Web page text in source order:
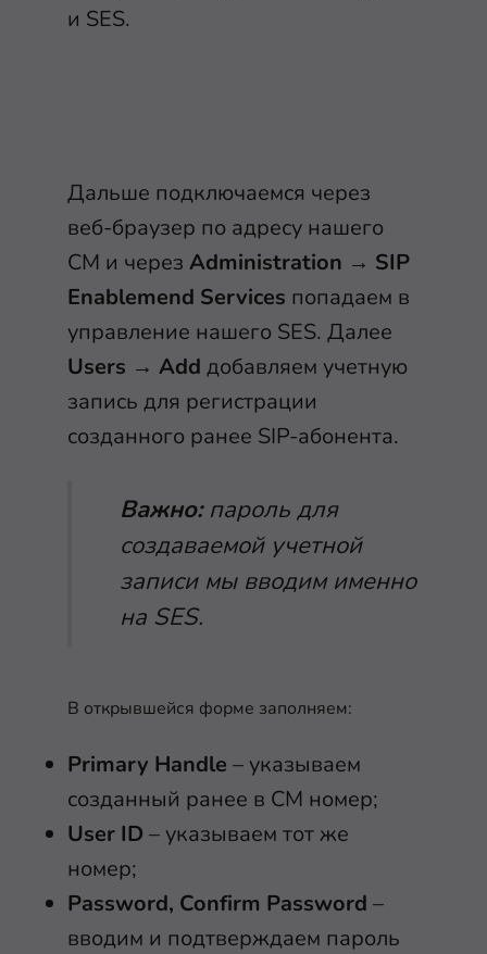
и SES.
Дальше подключаемся через
веб-браузер по адресу нашего
CM и через Administration → SIP
Enablemend Services попадаем в
управление нашего SES. Далее
Users → Add добавляем учетную
запись для регистрации
созданного ранее SIP-абонента.
Важно:пароль для
создаваемой учетной
записи мы вводим именно
на SES.
В открывшейся форме заполняем:
Primary Handle – указываем
созданный ранее в СМ номер;
User ID – указываем тот же
номер;
Password, Confirm Password –
вводим и подтверждаем пароль